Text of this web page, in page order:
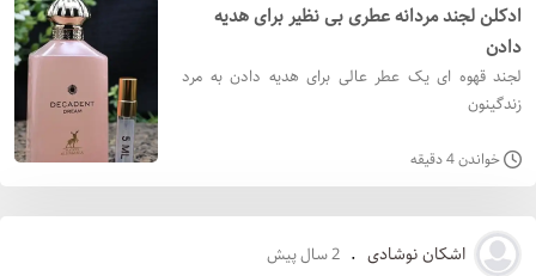
ادکلن لجند مردانه عطری بی نظیر برای هدیه
دادن
لجند قهوه ای یک عطر عالی برای هدیه دادن به مرد
زندگینون
خواندن 4 دقیقه
اشکان نوشادی . 2 سال پیش